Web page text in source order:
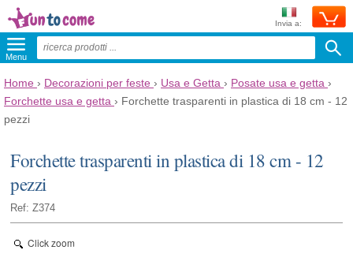
Invia a:
Menu
Home › Decorazioni per feste › Usa e Getta › Posate usa e getta ›
Forchette usa e getta › Forchette trasparenti in plastica di 18 cm - 12
pezzi
Forchette trasparenti in plastica di 18 cm - 12
pezzi
Ref: Z374
Click zoom